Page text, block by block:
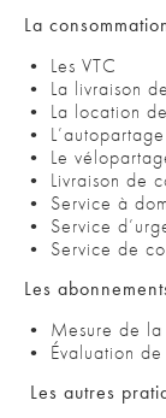
La
• Les VTC
• La livraison
• La location
• L’autopartage
• Le
• Livraison de
• Service à
• Service
• Service de
Les
• Mesure de la
• Évaluation
Les autres